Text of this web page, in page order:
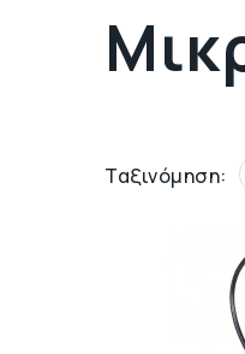
Ταξινόμηση: